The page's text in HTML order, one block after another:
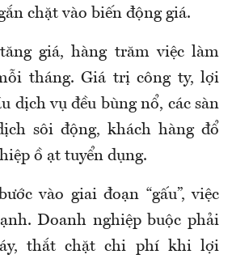
chặt vào biến động giá.
giá, hàng trăm việc làm
tháng. Giá trị công ty, lợi
dịch vụ đều bùng nổ, các sàn
sôi động, khách hàng đổ
ồ ạt tuyển dụng.
vào giai đoạn “gấu”, việc
Doanh nghiệp buộc phải
thắt chặt chi phí khi lợi